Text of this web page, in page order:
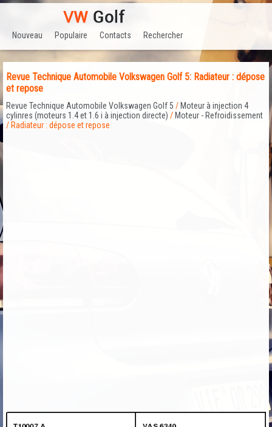
Nouveau Populaire Contacts Rechercher
Revue Technique Automobile Volkswagen Golf 5: Radiateur : dépose
et repose
Revue Technique Automobile Volkswagen Golf 5 / Moteur à injection 4
cylinres (moteurs 1.4 et 1.6 i à injection directe) / Moteur - Refroidissement
/ Radiateur : dépose et repose